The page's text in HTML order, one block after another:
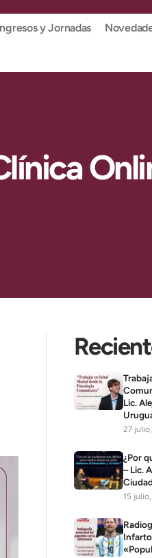
y Jornadas
Lic.
27
¿Por
– Lic.
15